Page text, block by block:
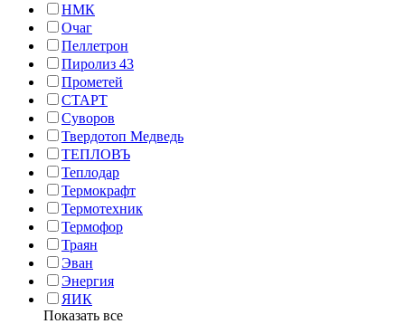
НМК
Очаг
Пеллетрон
Пиролиз 43
Прометей
СТАРТ
Суворов
Твердотоп Медведь
ТЕПЛОВЪ
Теплодар
Термокрафт
Термотехник
Термофор
Траян
Эван
Энергия
ЯИК
Показать все